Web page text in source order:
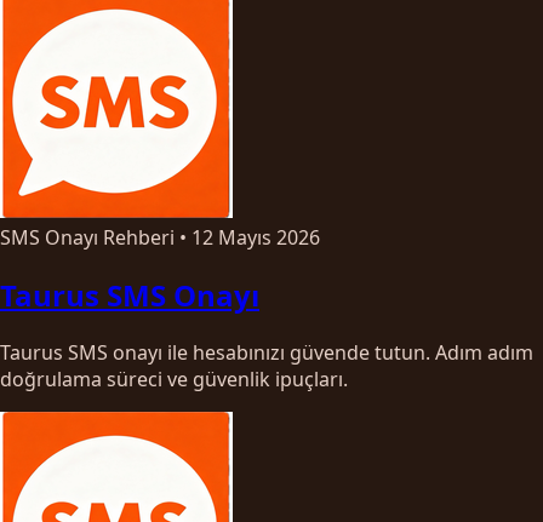
SMS Onayı Rehberi • 12 Mayıs 2026
Taurus SMS Onayı
Taurus SMS onayı ile hesabınızı güvende tutun. Adım adım
doğrulama süreci ve güvenlik ipuçları.